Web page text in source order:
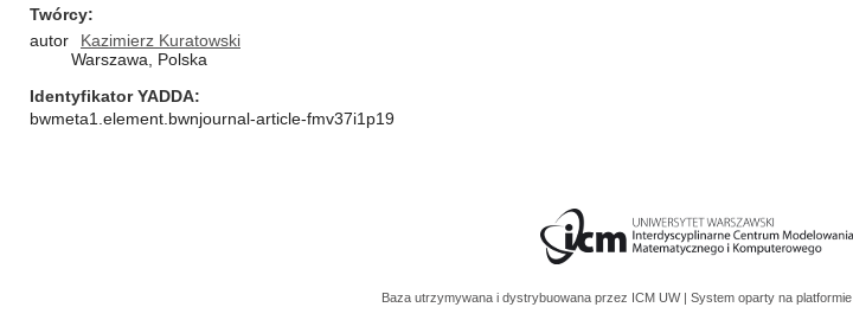
Twórcy
autor
Kazimierz Kuratowski
Warszawa, Polska
Identyfikator YADDA
bwmeta1.element.bwnjournal-article-fmv37i1p19
Baza utrzymywana i dystrybuowana przez ICM UW | System oparty na platformie